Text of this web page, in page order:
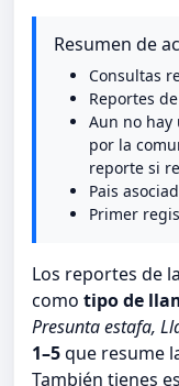
Resumen de
Consultas
Reportes
Aun no
por la
reporte si
Pais
Primer
Los reportes de
como tipo de
Presunta estafa,
1–5que resume
También tienes